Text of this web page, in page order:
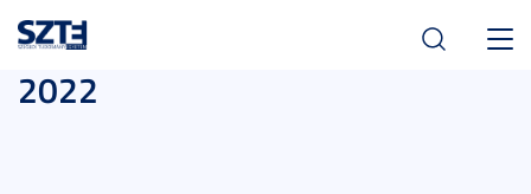
2022